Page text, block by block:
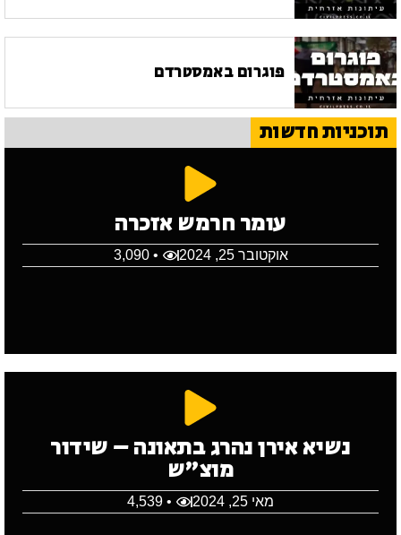
פוגרום באמסטרדם
תוכניות חדשות
עומר חרמש אזכרה
אוקטובר 25, 2024 • 3,090
נשיא אירן נהרג בתאונה – שידור
מוצ"ש
מאי 25, 2024 • 4,539